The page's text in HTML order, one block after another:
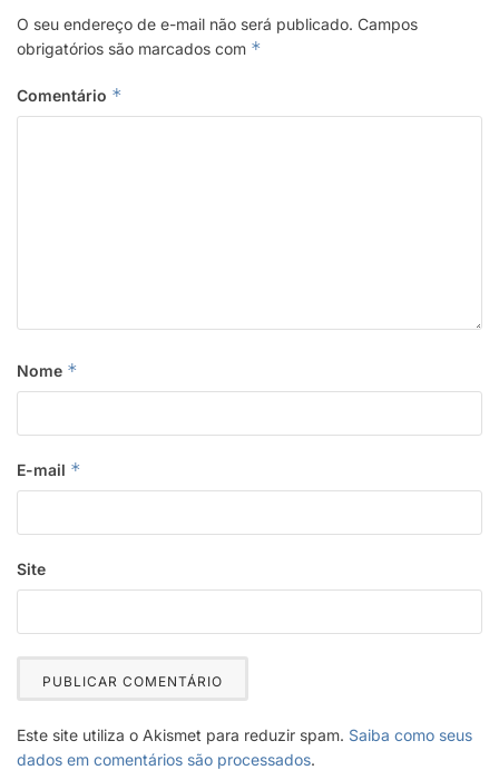
O seu endereço de e-mail não será publicado. Campos
obrigatórios são marcados com *
Comentário *
Nome *
E-mail *
Site
Este site utiliza o Akismet para reduzir spam. Saiba como seus
dados em comentários são processados.